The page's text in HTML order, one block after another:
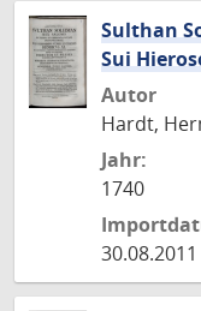
Sulthan
Sui
Autor
Hardt,
Jahr:
1740
30.08.2011